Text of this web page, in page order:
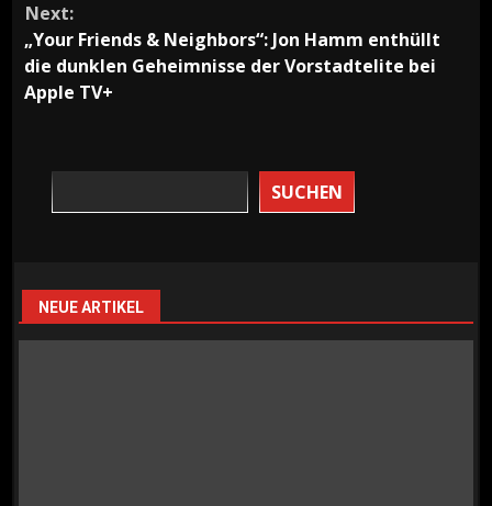
Next:
„Your Friends & Neighbors“: Jon Hamm enthüllt
die dunklen Geheimnisse der Vorstadtelite bei
Apple TV+
SUCHEN
NEUE ARTIKEL